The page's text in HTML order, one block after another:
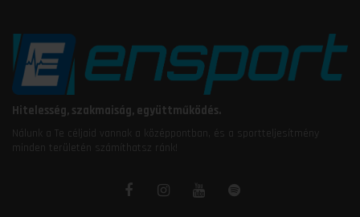
Hitelesség, szakmaiság, együttműködés.
Nálunk a Te céljaid vannak a középpontban, és a sportteljesítmény
minden területén számíthatsz ránk!